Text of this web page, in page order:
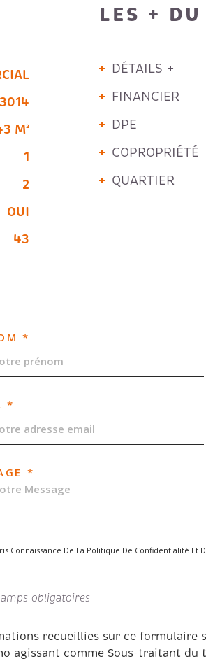
M²
1
2
OUI
43
LES +
DÉTAILS +
FINANCIER
DPE
COPROPRIÉTÉ
QUARTIER
*
*
*
Connaissance De La Politique De Confidentialité
obligatoires
recueillies sur ce formulaire
agissant comme Sous-traitant